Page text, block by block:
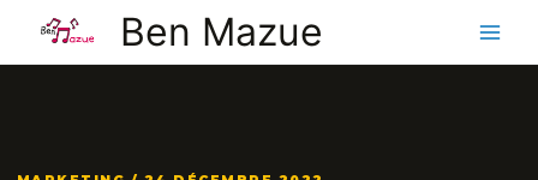
contenu
Ben Mazue